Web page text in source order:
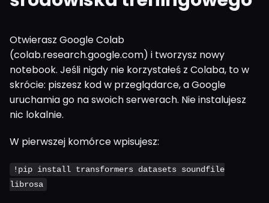
Otwierasz Google Colab
(colab.research.google.com) i tworzysz nowy
notebook. Jeśli nigdy nie korzystałeś z Colaba, to w
skrócie: piszesz kod w przeglądarce, a Google
uruchamia go na swoich serwerach. Nie instalujesz
nic lokalnie.
W pierwszej komórce wpisujesz:
!pip install transformers datasets soundfile
librosa